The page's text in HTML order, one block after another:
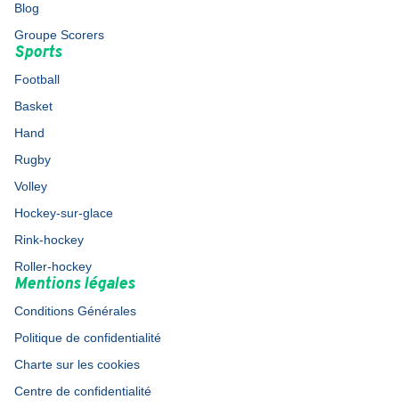
Blog
Groupe Scorers
Sports
Football
Basket
Hand
Rugby
Volley
Hockey-sur-glace
Rink-hockey
Roller-hockey
Mentions légales
Conditions Générales
Politique de confidentialité
Charte sur les cookies
Centre de confidentialité